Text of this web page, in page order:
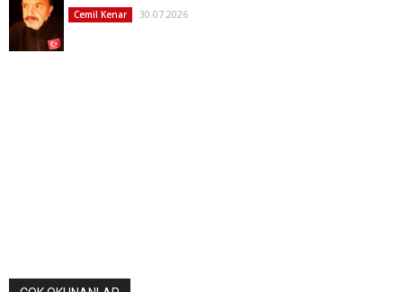
Cemil Kenar 30.07.2026